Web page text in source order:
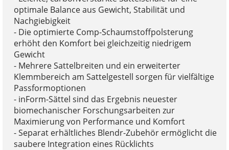
optimale Balance aus Gewicht, Stabilität und
Nachgiebigkeit
- Die optimierte Comp-Schaumstoffpolsterung
erhöht den Komfort bei gleichzeitig niedrigem
Gewicht
- Mehrere Sattelbreiten und ein erweiterter
Klemmbereich am Sattelgestell sorgen für vielfältige
Passformoptionen
- inForm-Sättel sind das Ergebnis neuester
biomechanischer Forschungsarbeiten zur
Maximierung von Performance und Komfort
- Separat erhältliches Blendr-Zubehör ermöglicht die
saubere Integration eines Rücklichts